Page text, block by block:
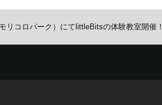
リコロパーク）にてlittleBitsの体験教室開催！